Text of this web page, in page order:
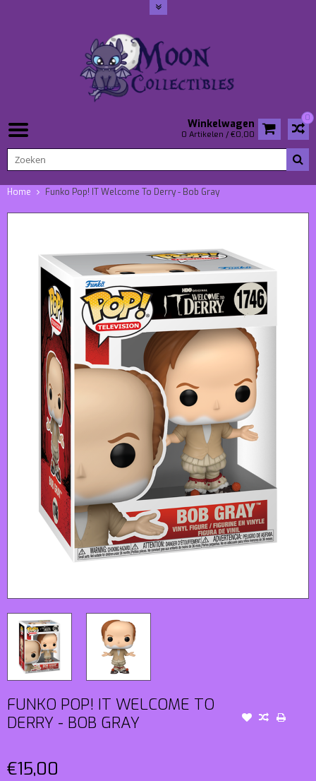
0
Winkelwagen
0 Artikelen / €0,00
Home Funko Pop! IT Welcome To Derry - Bob Gray
FUNKO POP! IT WELCOME TO
DERRY - BOB GRAY
€15,00